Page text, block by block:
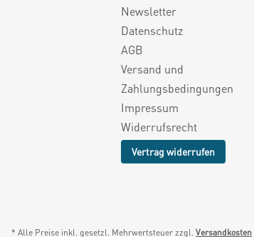
Newsletter
Datenschutz
AGB
Versand und
Zahlungsbedingungen
Impressum
Widerrufsrecht
Vertrag widerrufen
* Alle Preise inkl. gesetzl. Mehrwertsteuer zzgl. Versandkosten